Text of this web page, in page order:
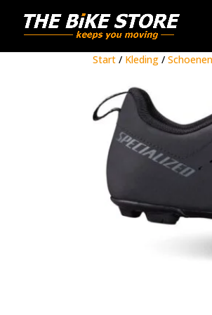
Start/ Kleding/ Schoenen